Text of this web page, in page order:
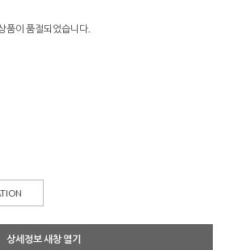
품이 품절되었습니다.
상세정보 새창 열기